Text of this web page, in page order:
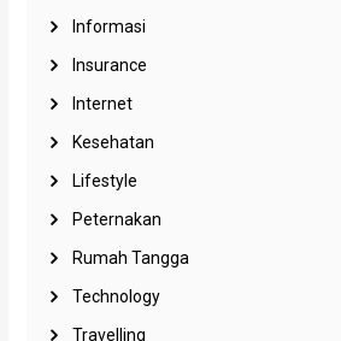
Informasi
Insurance
Internet
Kesehatan
Lifestyle
Peternakan
Rumah Tangga
Technology
Travelling